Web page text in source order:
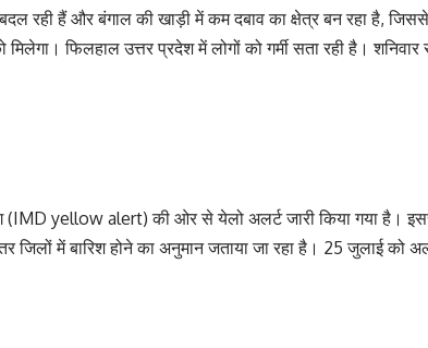
बदल रही हैं और बंगाल की खाड़ी में कम दबाव का क्षेत्र बन रहा है,
फिलहाल उत्तर प्रदेश में लोगों को गर्मी सता रही है।
(IMD yellow alert) की ओर से येलो अलर्ट जारी किया गया है। इससे
जिलों में बारिश होने का अनुमान जताया जा रहा है। 25 जुलाई को